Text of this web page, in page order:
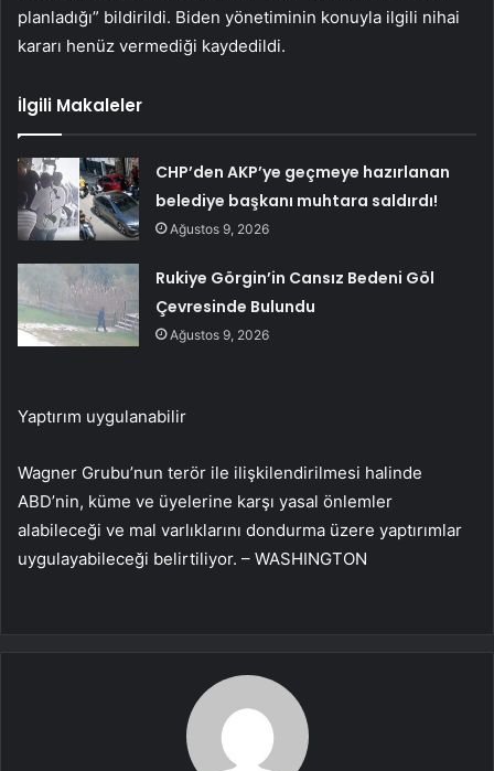
planladığı” bildirildi. Biden yönetiminin konuyla ilgili nihai
kararı henüz vermediği kaydedildi.
İlgili Makaleler
CHP’den AKP’ye geçmeye hazırlanan
belediye başkanı muhtara saldırdı!
Ağustos 9, 2026
Rukiye Görgin’in Cansız Bedeni Göl
Çevresinde Bulundu
Ağustos 9, 2026
Yaptırım uygulanabilir
Wagner Grubu’nun terör ile ilişkilendirilmesi halinde
ABD’nin, küme ve üyelerine karşı yasal önlemler
alabileceği ve mal varlıklarını dondurma üzere yaptırımlar
uygulayabileceği belirtiliyor. – WASHINGTON